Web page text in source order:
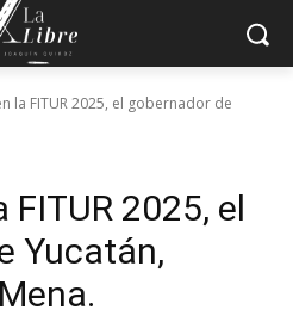
la FITUR 2025, el gobernador de
FITUR 2025, el
Yucatán,